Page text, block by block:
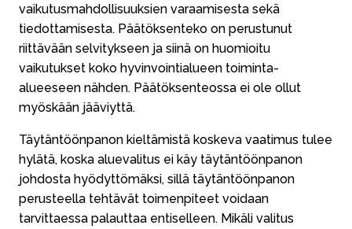
vaikutusmahdollisuuksien varaamisesta sekä
tiedottamisesta. Päätöksenteko on perustunut
riittävään selvitykseen ja siinä on huomioitu
vaikutukset koko hyvinvointialueen toiminta-
alueeseen nähden. Päätöksenteossa ei ole ollut
myöskään jääviyttä.
Täytäntöönpanon kieltämistä koskeva vaatimus tulee
hylätä, koska aluevalitus ei käy täytäntöönpanon
johdosta hyödyttömäksi, sillä täytäntöönpanon
perusteella tehtävät toimenpiteet voidaan
tarvittaessa palauttaa entiselleen. Mikäli valitus